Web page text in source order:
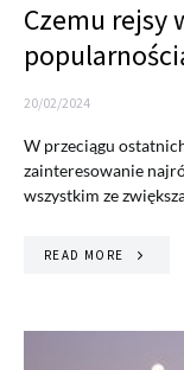
Czemu rejsy
20/02/2024
W przeciągu
zainteresowanie
wszystkim ze
READ MORE